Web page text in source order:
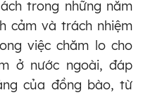
trong những năm
cảm và trách nhiệm
việc chăm lo cho
ở nước ngoài, đáp
của đồng bào, từ